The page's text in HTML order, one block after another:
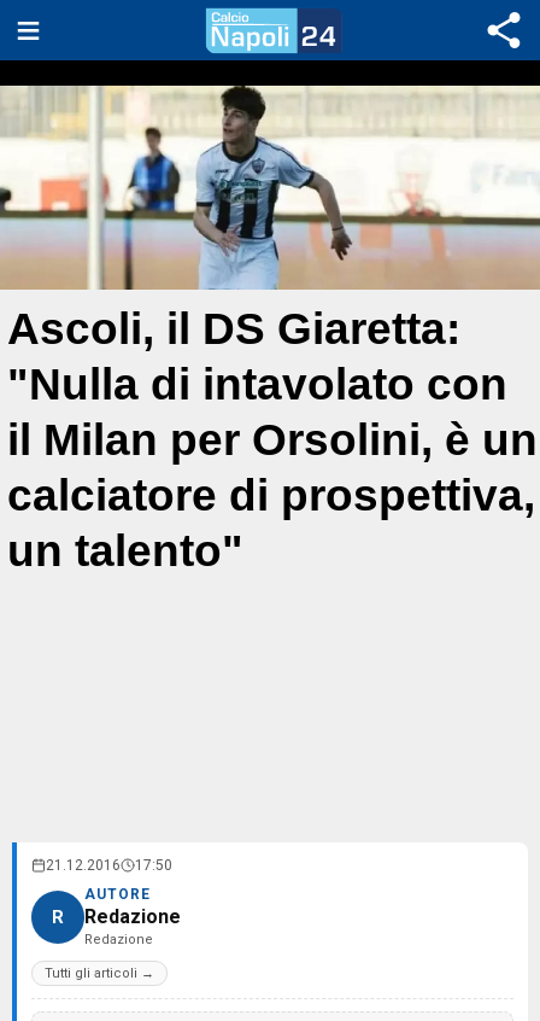
Ascoli, il DS Giaretta:
"Nulla di intavolato con
il Milan per Orsolini, è un
calciatore di prospettiva,
un talento"
21.12.2016 17:50
R
AUTORE
Redazione
Redazione
Tutti gli articoli →